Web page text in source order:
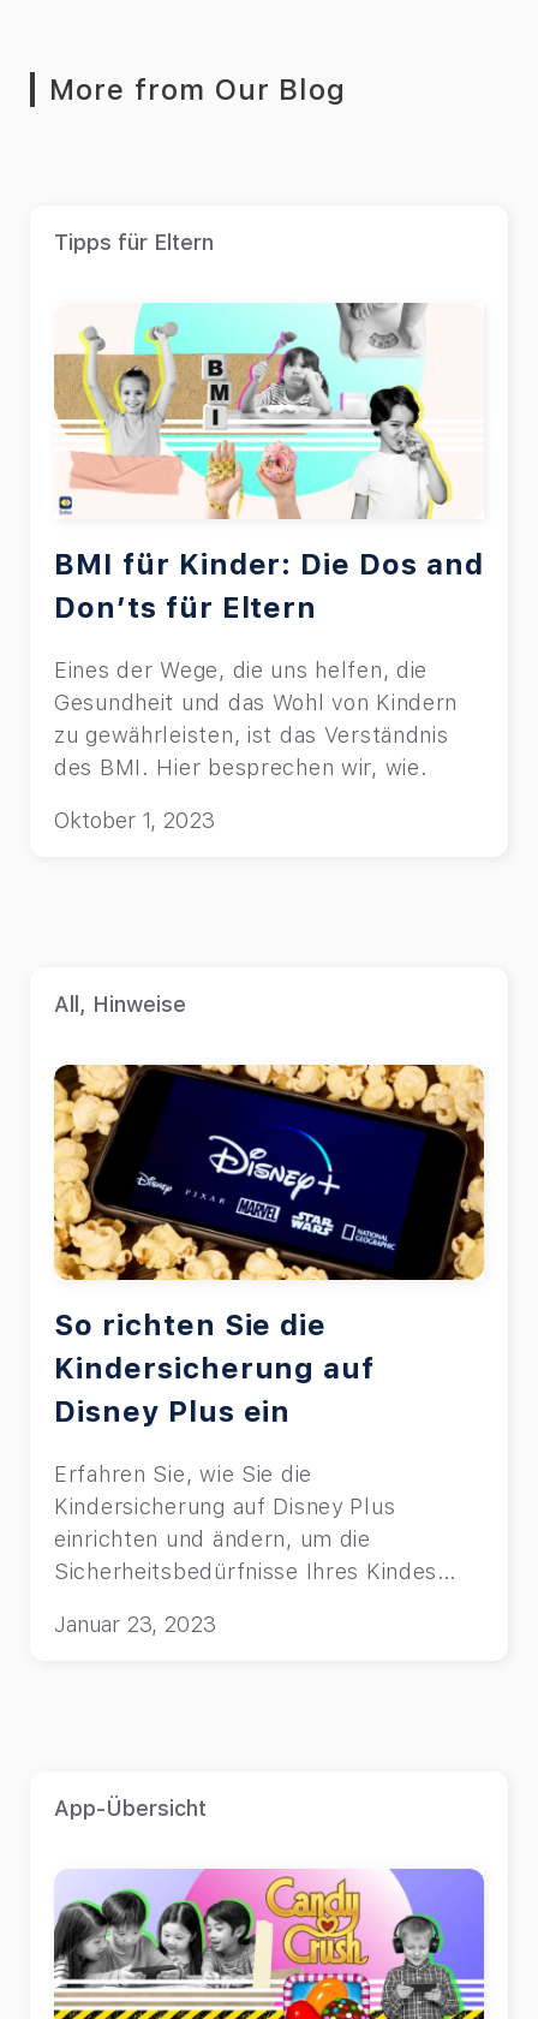
More from Our Blog
Tipps für Eltern
BMI für Kinder: Die Dos and
Don’ts für Eltern
Eines der Wege, die uns helfen, die
Gesundheit und das Wohl von Kindern
zu gewährleisten, ist das Verständnis
des BMI. Hier besprechen wir, wie.
Oktober 1, 2023
All, Hinweise
So richten Sie die
Kindersicherung auf
Disney Plus ein
Erfahren Sie, wie Sie die
Kindersicherung auf Disney Plus
einrichten und ändern, um die
Sicherheitsbedürfnisse Ihres Kindes
Lieblingssendungen ansehen.
Januar 23, 2023
App-Übersicht